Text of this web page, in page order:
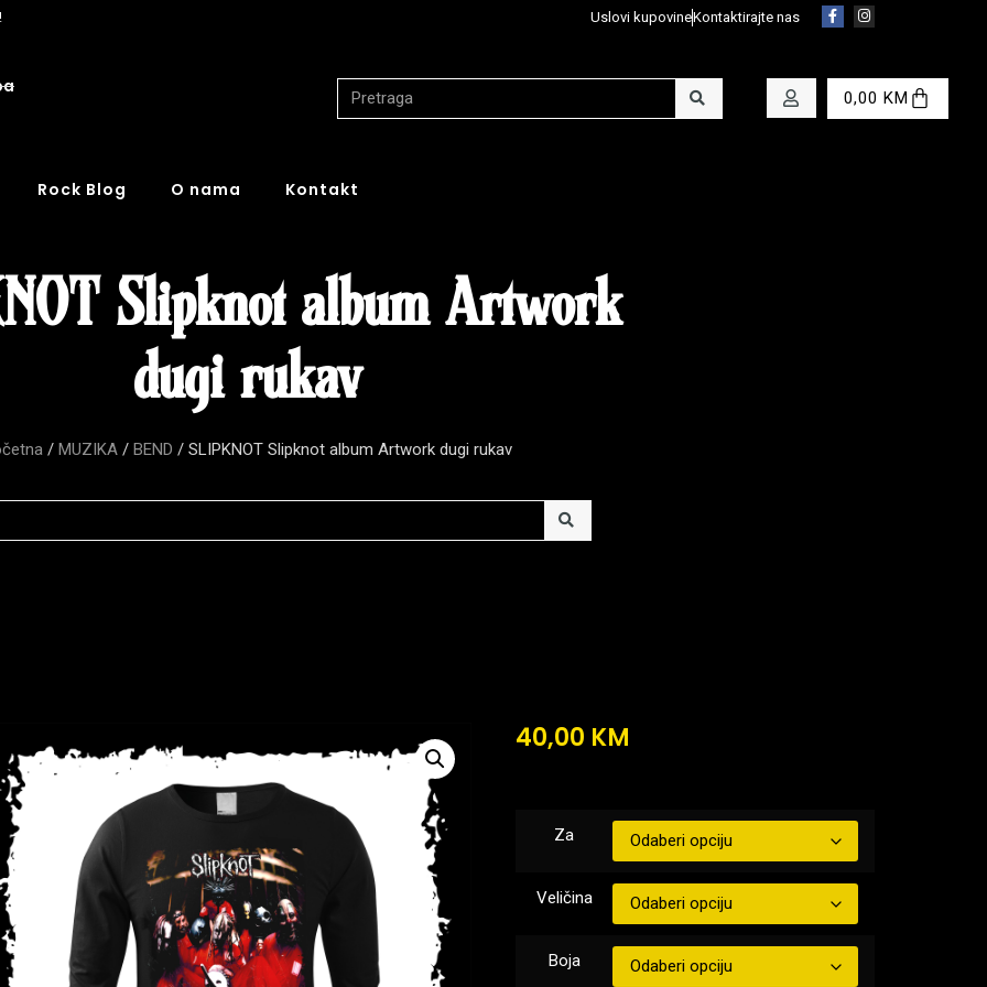
Uslovi kupovineKontaktirajte nas
0,00 KM
Rock Blog O nama Kontakt
Slipknot album Artwork
dugi rukav
/ MUZIKA/ BEND / SLIPKNOT Slipknot album Artwork dugi rukav
40,00 KM
Za
Veličina
Boja